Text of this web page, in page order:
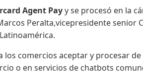
Agent Payy se procesó en la
Peralta,vicepresidente senior
comercios aceptar y procesar
o en servicios de chatbots